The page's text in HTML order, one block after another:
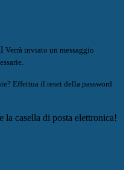
Verrà inviato un messaggio
Effettua il reset della password
casella di posta elettronica!